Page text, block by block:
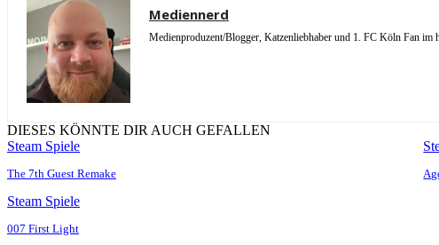
Mediennerd
Medienproduzent/Blogger, Katzenliebhaber und 1. FC Köln Fan im
DIESES KÖNNTE DIR AUCH GEFALLEN
Steam Spiele
The 7th Guest Remake
Steam Spiele
007 First Light